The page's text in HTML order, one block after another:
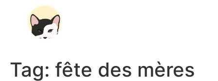
Tag: fête des mères